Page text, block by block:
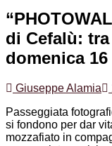
di Cefalù:
domenica
Giuseppe Alamia
Passeggiata
si fondono per dar
mozzafiato in